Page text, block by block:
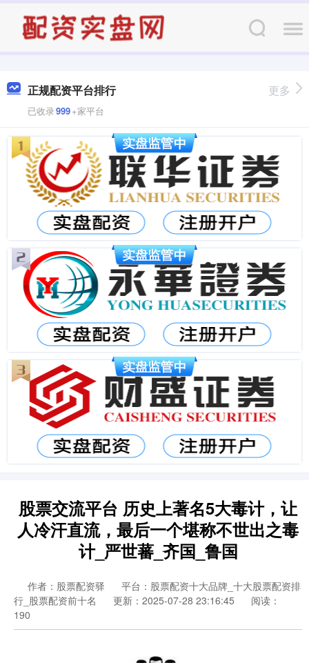
正规配资平台排行
已收录999+家平台
更多
股票交流平台 历史上著名5大毒计，让
人冷汗直流，最后一个堪称不世出之毒
计_严世蕃_齐国_鲁国
作者：股票配资驿
平台：股票配资十大品牌_十大股票配资排
行_股票配资前十名
更新：2025-07-28 23:16:45
阅读：
190